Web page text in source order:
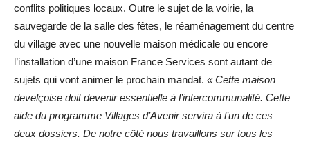
conflits politiques locaux. Outre le sujet de la voirie, la
sauvegarde de la salle des fêtes, le réaménagement du centre
du village avec une nouvelle maison médicale ou encore
l’installation d’une maison France Services sont autant de
sujets qui vont animer le prochain mandat. « Cette maison
develçoise doit devenir essentielle à l’intercommunalité. Cette
aide du programme Villages d’Avenir servira à l’un de ces
deux dossiers. De notre côté nous travaillons sur tous les